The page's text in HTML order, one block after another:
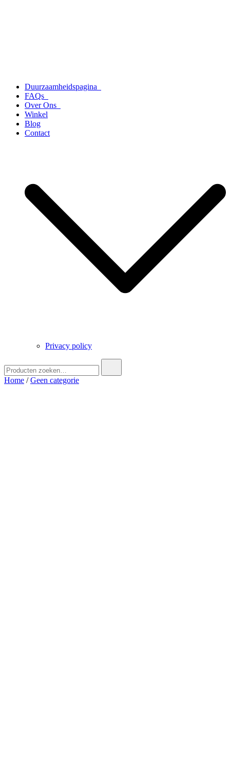
Duurzaamheidspagina
FAQs
Over Ons
Winkel
Blog
Contact
Privacy policy
naar:
Home /Geen categorie